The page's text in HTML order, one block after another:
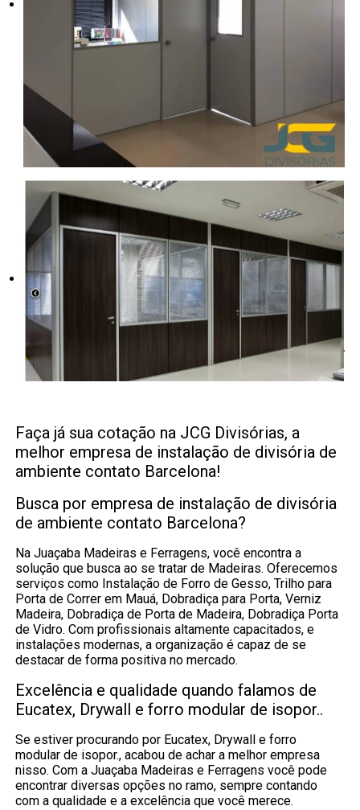
Faça já sua cotação na JCG Divisórias, a
melhor empresa de instalação de divisória de
ambiente contato Barcelona!
Busca por empresa de instalação de divisória
de ambiente contato Barcelona?
Na Juaçaba Madeiras e Ferragens, você encontra a
solução que busca ao se tratar de Madeiras. Oferecemos
serviços como Instalação de Forro de Gesso, Trilho para
Porta de Correr em Mauá, Dobradiça para Porta, Verniz
Madeira, Dobradiça de Porta de Madeira, Dobradiça Porta
de Vidro. Com profissionais altamente capacitados, e
instalações modernas, a organização é capaz de se
destacar de forma positiva no mercado.
Excelência e qualidade quando falamos de
Eucatex, Drywall e forro modular de isopor..
Se estiver procurando por Eucatex, Drywall e forro
modular de isopor., acabou de achar a melhor empresa
nisso. Com a Juaçaba Madeiras e Ferragens você pode
encontrar diversas opções no ramo, sempre contando
com a qualidade e a excelência que você merece.